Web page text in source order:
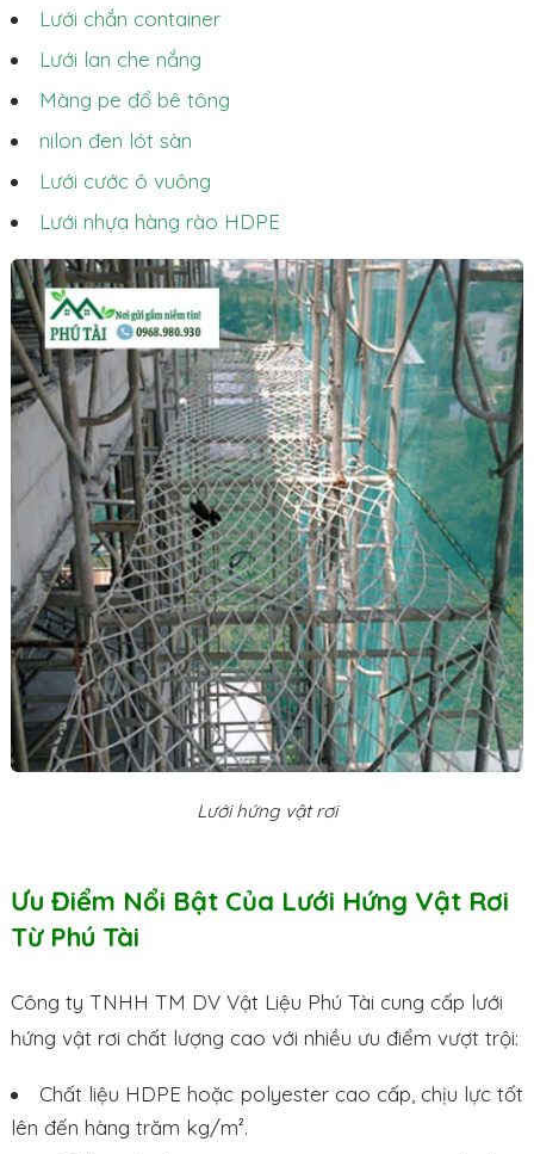
Lưới chắn container
Lưới lan che nắng
Màng pe đổ bê tông
nilon đen lót sàn
Lưới cước ô vuông
Lưới nhựa hàng rào HDPE
Lưới hứng vật rơi
Ưu Điểm Nổi Bật Của Lưới Hứng Vật Rơi
Từ Phú Tài
Công ty TNHH TM DV Vật Liệu Phú Tài cung cấp lưới
hứng vật rơi chất lượng cao với nhiều ưu điểm vượt trội:
Chất liệu HDPE hoặc polyester cao cấp, chịu lực tốt
lên đến hàng trăm kg/m².